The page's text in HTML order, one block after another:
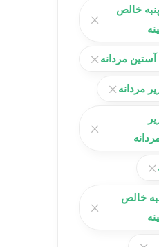
خالص
مردانه
مردانه
خالص